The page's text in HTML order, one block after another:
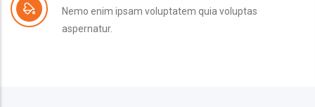
Nemo enim ipsam voluptatem quia voluptas
aspernatur.